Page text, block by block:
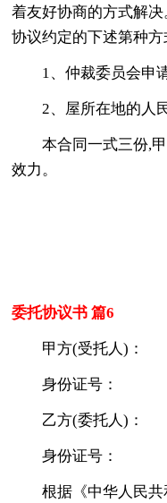
着友好协商的方式解
协议约定的下述第种
1、仲裁委员会申
2、屋所在地的人
本合同一式三份,
效力。
委托协议书 篇6
甲方(受托人)：
身份证号：
乙方(委托人)：
身份证号：
根据《中华人民